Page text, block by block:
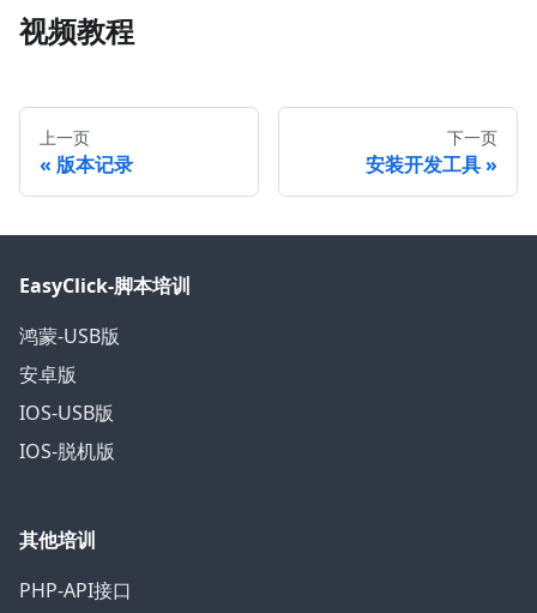
视频教程
上一页
版本记录
下一页
安装开发工具
EasyClick-脚本培训
鸿蒙-USB版
安卓版
IOS-USB版
IOS-脱机版
其他培训
PHP-API接口